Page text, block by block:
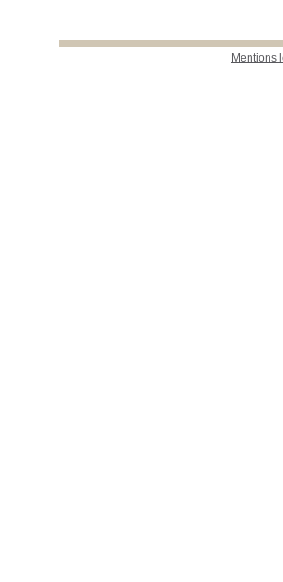
Mentions